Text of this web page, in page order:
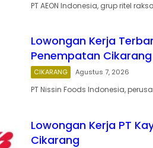
PT AEON Indonesia, grup ritel
Lowongan Kerja
Penempatan Cikarang
CIKARANG Agustus 7, 2026
PT Nissin Foods Indonesia,
Lowongan Kerja PT
Cikarang